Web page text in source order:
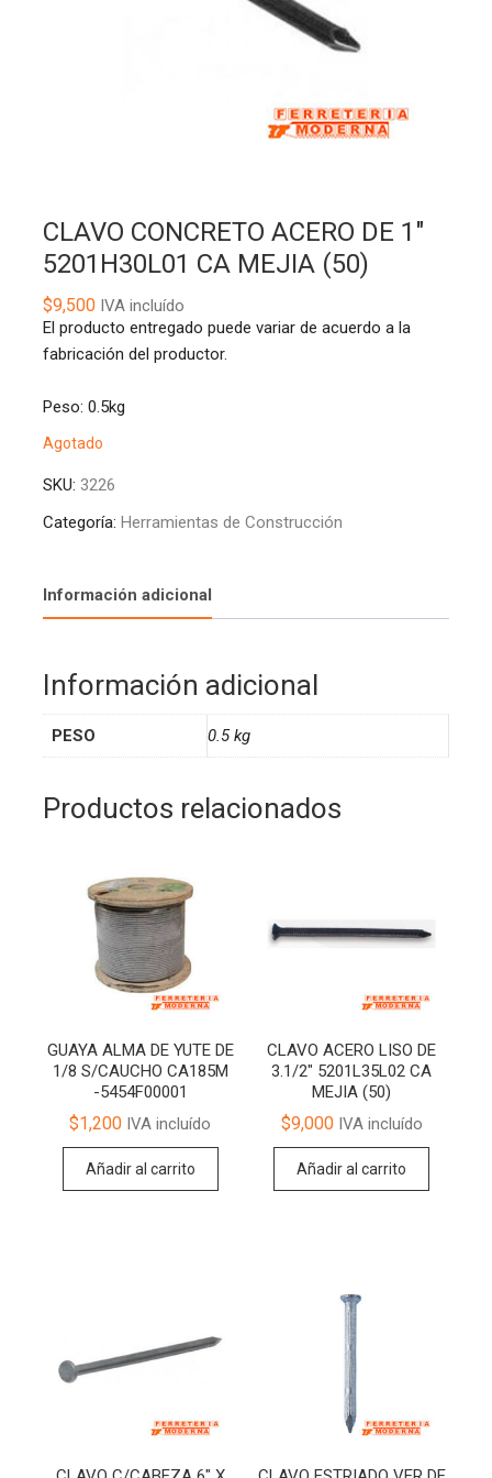
CLAVO CONCRETO ACERO DE 1″
5201H30L01 CA MEJIA (50)
$9,500IVA incluído
El producto entregado puede variar de acuerdo a la
fabricación del productor.
Peso: 0.5kg
Agotado
SKU: 3226
Categoría: Herramientas de Construcción
Información adicional
Información adicional
PESO 0.5 kg
Productos relacionados
GUAYA ALMA DE YUTE DE
1/8 S/CAUCHO CA185M
-5454F00001
$1,200 IVA incluído
Añadir al carrito
CLAVO ACERO LISO DE
3.1/2″ 5201L35L02 CA
MEJIA (50)
$9,000IVA incluído
Añadir al carrito